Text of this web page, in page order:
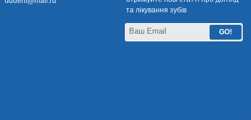
та лікування зубів